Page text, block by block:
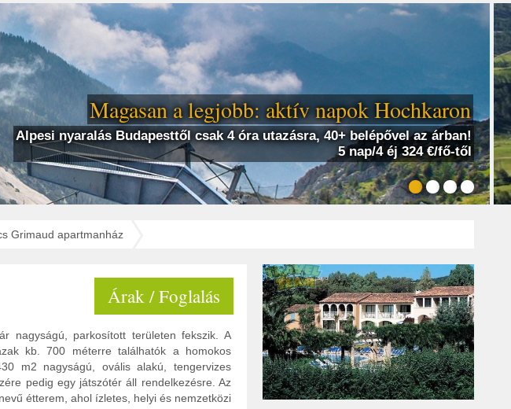
Magasan a legjobb: aktív napok Hochkaron
Alpesi nyaralás Budapesttől csak 4 óra utazásra, 40+ belépővel az árban!
5 nap/4 éj 324 €/fő-től
Grimaud apartmanház
Árak / Foglalás
nagyságú, parkosított területen fekszik. A
kb. 700 méterre találhatók a homokos
m2 nagyságú, ovális alakú, tengervizes
pedig egy játszótér áll rendelkezésre. Az
étterem, ahol ízletes, helyi és nemzetközi